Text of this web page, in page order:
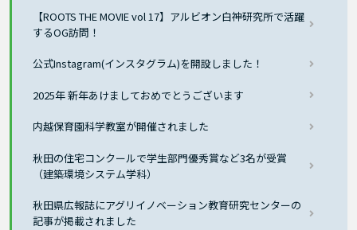
【ROOTS THE MOVIE vol 17】アルビオン白神研究所で活躍
するOG訪問！
公式Instagram(インスタグラム)を開設しました！
2025年 新年あけましておめでとうございます
内越保育園科学教室が開催されました
秋田の住宅コンクールで学生部門優秀賞など3名が受賞
（建築環境システム学科）
秋田県広報誌にアグリイノベーション教育研究センターの
記事が掲載されました